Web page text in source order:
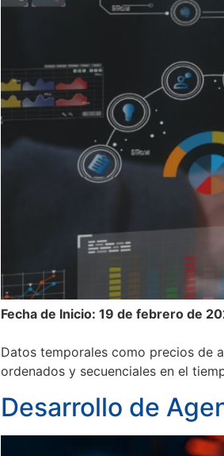
Fecha de Inicio: 19 de febrero de
Datos temporales como precios de
ordenados y secuenciales en el
Desarrollo de